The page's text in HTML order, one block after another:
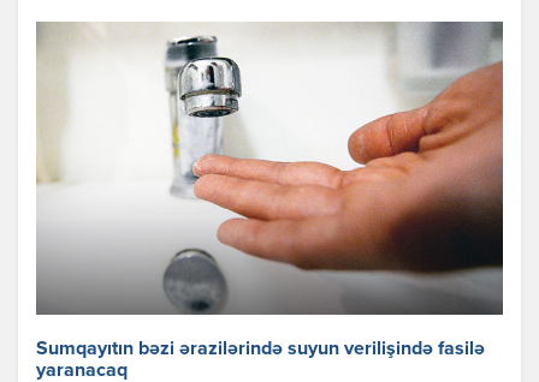
Sumqayıtın bəzi ərazilərində suyun verilişində fasilə
yaranacaq